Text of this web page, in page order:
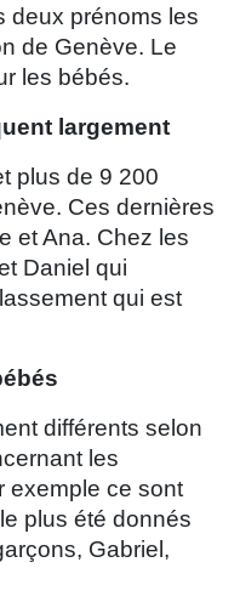
deux prénoms les
de Genève. Le
les bébés.
largement
plus de 9 200
Ces dernières
et Ana. Chez les
Daniel qui
qui est
différents selon
les
exemple ce sont
plus été donnés
Gabriel,